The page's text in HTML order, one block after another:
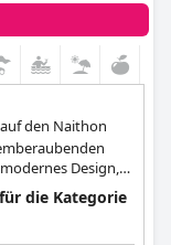
den Naithon
Design,
Service,
die Kategorie